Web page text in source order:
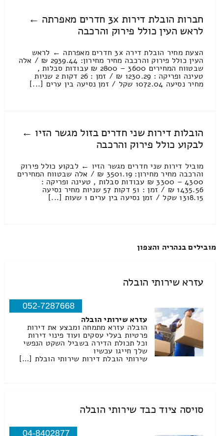
חברות הובלת דירות 3x חדרים מאפרתה ←
לראש העין כולל פירוק והרכבה
הצעת מחיר הובלת דירה 3x חדרים מאפרתה ← לראש
העין כולל פירוק והרכבה מחיר מחירון: 2939.44 ₪ / אלה
שבטווח המחירים 3600 – 2800 ₪ עבודות סבלות ,
טעינה ופריקה : 1230.29 ₪ / זמן : 26 דקות 2 שניות
מחיר נסיעה 1072.04 שקל / זמן נסיעה בין ערים [...]
הובלות דירות שני חדרים בזול מגשר הזיו ←
לבקוע כולל פירוק והרכבה
מוביל דירות שני חדרים מגשר הזיו ← לבקוע כולל פירוק
והרכבה מחיר מחירון: 3501.19 ₪ / אלה שבטווח המחירים
4300 – 3300 ₪ עבודות סבלות , טעינה ופריקה :
1435.56 ₪ / זמן : 51 דקות 57 שניות מחיר נסיעה
1318.15 שקל / זמן נסיעה בין ערים 1 שעות [...]
מובילים בנהריה והצפון
עזרא שירותי הובלה
052-7287668
עזרא שירותי הובלה
הובלה עזרא מתמחה ומבצע את דירות
פרטיות בעלי עסקים ועוד פינוי דירות
וכל תכולת הדירה בשביל השקט הנפשי
שלך חייגו עכשיו
שירותי הובלת דירות שירותי הובלת […]
סויסה ציוד כבד שירותי הובלה
04-8402877